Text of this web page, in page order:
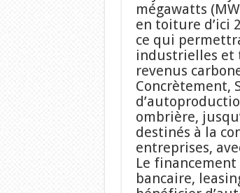
mégawatts
en toiture d’ici
ce qui
industrielles et
revenus
Concrètement,
ombrière,
destinés à la
entreprises,
Le
bancaire,